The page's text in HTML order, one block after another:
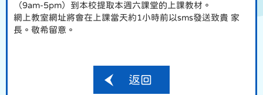
（9am-5pm）到本校提取本週六課堂的上課教材。
網上教室網址將會在上課當天約1小時前以sms發送致貴 家
長。敬希留意。
返回